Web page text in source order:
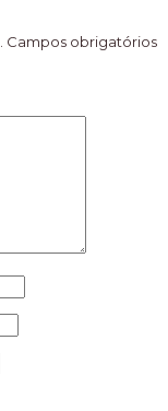
Campos obrigatórios